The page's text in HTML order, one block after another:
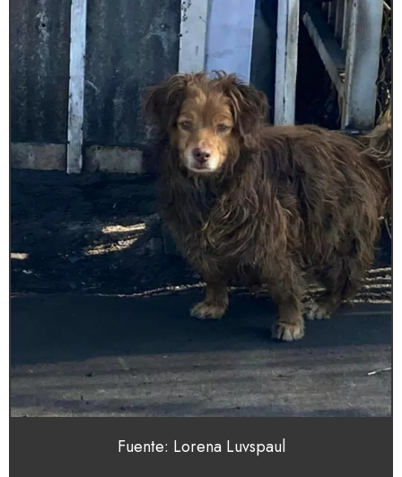
Fuente: Lorena Luvspaul